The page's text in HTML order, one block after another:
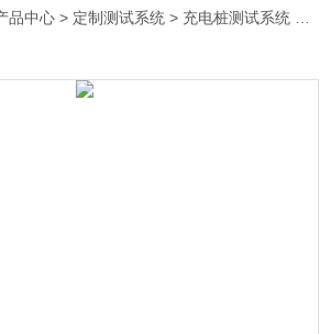
品中心 > 定制测试系统 > 充电桩测试系统